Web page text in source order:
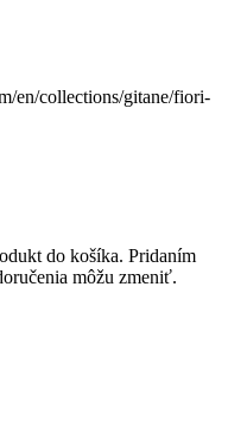
en/collections/gitane/fiori-
do košíka. Pridaním
môžu zmeniť.